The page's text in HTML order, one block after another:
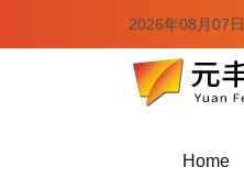
2026年08月07日
Home